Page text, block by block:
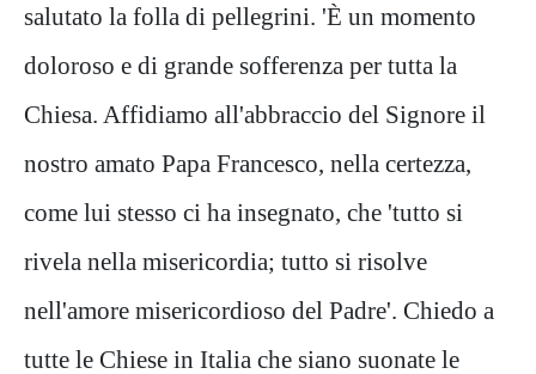
salutato la folla di pellegrini. 'È un momento
doloroso e di grande sofferenza per tutta la
Chiesa. Affidiamo all'abbraccio del Signore il
nostro amato Papa Francesco, nella certezza,
come lui stesso ci ha insegnato, che 'tutto si
rivela nella misericordia; tutto si risolve
nell'amore misericordioso del Padre'. Chiedo a
tutte le Chiese in Italia che siano suonate le